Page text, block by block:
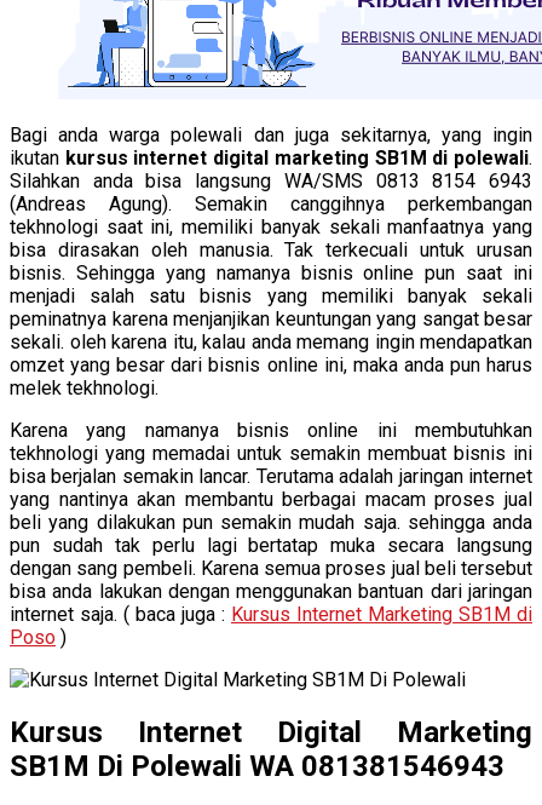
Bagi anda warga polewali dan juga sekitarnya, yang ingin
ikutan kursus internet digital marketing SB1M di polewali.
Silahkan anda bisa langsung WA/SMS 0813 8154 6943
(Andreas Agung). Semakin canggihnya perkembangan
tekhnologi saat ini, memiliki banyak sekali manfaatnya yang
bisa dirasakan oleh manusia. Tak terkecuali untuk urusan
bisnis. Sehingga yang namanya bisnis online pun saat ini
menjadi salah satu bisnis yang memiliki banyak sekali
peminatnya karena menjanjikan keuntungan yang sangat besar
sekali. oleh karena itu, kalau anda memang ingin mendapatkan
omzet yang besar dari bisnis online ini, maka anda pun harus
melek tekhnologi.
Karena yang namanya bisnis online ini membutuhkan
tekhnologi yang memadai untuk semakin membuat bisnis ini
bisa berjalan semakin lancar. Terutama adalah jaringan internet
yang nantinya akan membantu berbagai macam proses jual
beli yang dilakukan pun semakin mudah saja. sehingga anda
pun sudah tak perlu lagi bertatap muka secara langsung
dengan sang pembeli. Karena semua proses jual beli tersebut
bisa anda lakukan dengan menggunakan bantuan dari jaringan
internet saja. ( baca juga : Kursus Internet Marketing SB1M di
Poso )
Kursus Internet Digital Marketing
SB1M Di Polewali WA 081381546943